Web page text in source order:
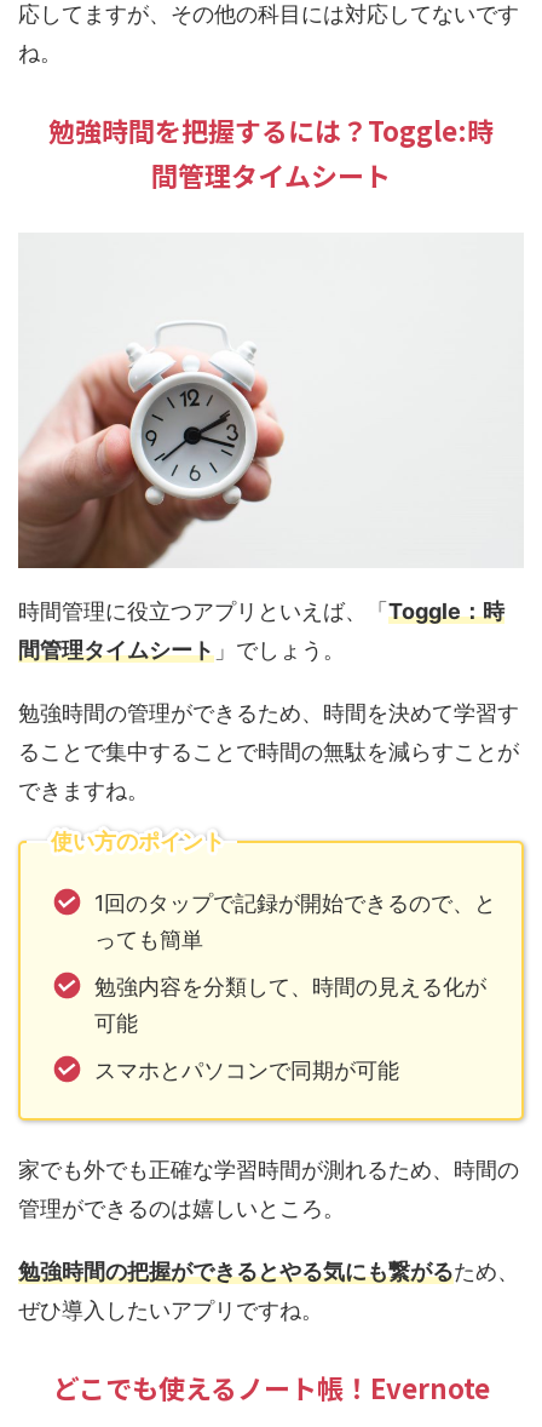
応してますが、その他の科目には対応してないです
ね。
勉強時間を把握するには？Toggle:時
間管理タイムシート
時間管理に役立つアプリといえば、「 Toggle：時
間管理タイムシート 」でしょう。
勉強時間の管理ができるため、時間を決めて学習す
ることで集中することで時間の無駄を減らすことが
できますね。
使い方のポイント
1回のタップで記録が開始できるので、と
っても簡単
勉強内容を分類して、時間の見える化が
可能
スマホとパソコンで同期が可能
家でも外でも正確な学習時間が測れるため、時間の
管理ができるのは嬉しいところ。
勉強時間の把握ができるとやる気にも繋がるため、
ぜひ導入したいアプリですね。
どこでも使えるノート帳！Evernote